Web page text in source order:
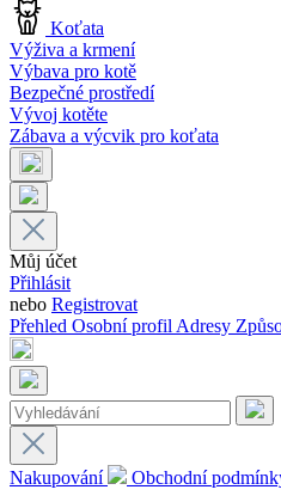
Koťata
Výživa a krmení
Výbava pro kotě
Bezpečné prostředí
Vývoj kotěte
Zábava a výcvik pro koťata
Můj účet
Přihlásit
nebo Registrovat
Přehled Osobní profilAdresy
Nakupování
Obchodní